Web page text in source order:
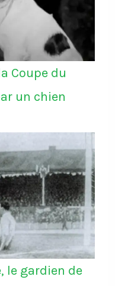
Coupe du
un chien
le gardien de